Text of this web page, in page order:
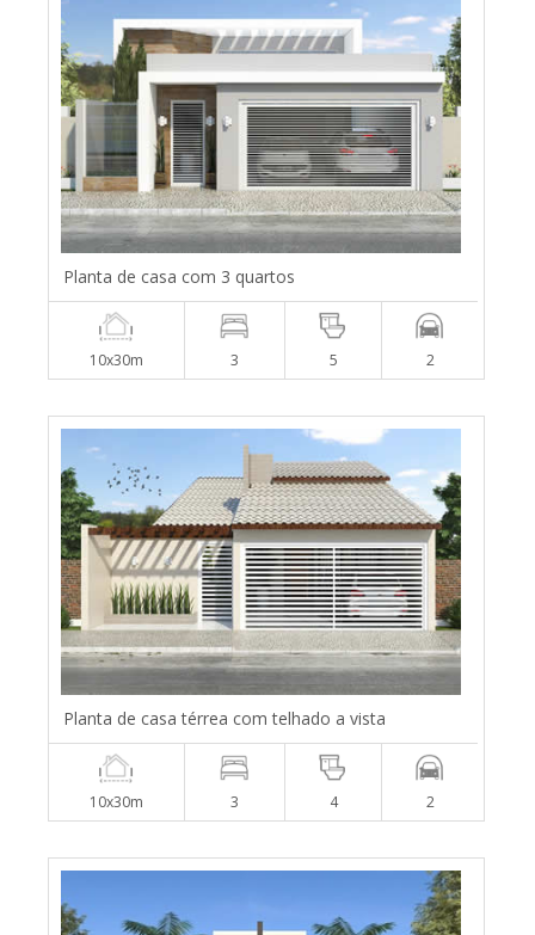
Planta de casa com 3 quartos
10x30m 3 5 2
Planta de casa térrea com telhado a vista
10x30m 3 4 2